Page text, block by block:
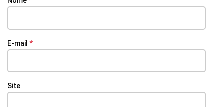
E-mail *
Site